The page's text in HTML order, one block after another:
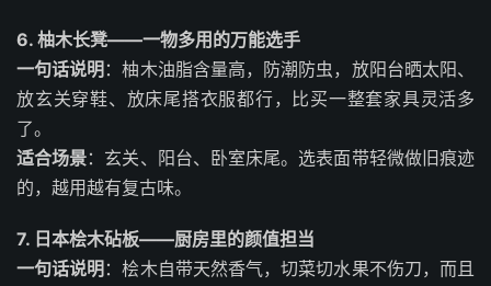
6. 柚木长凳——一物多用的万能选手
一句话说明 ：柚木油脂含量高，防潮防虫，放阳台晒太阳、
放玄关穿鞋、放床尾搭衣服都行，比买一整套家具灵活多
了。
适合场景：玄关、阳台、卧室床尾。选表面带轻微做旧痕迹
的，越用越有复古味。
7. 日本桧木砧板——厨房里的颜值担当
一句话说明 ：桧木自带天然香气，切菜切水果不伤刀，而且